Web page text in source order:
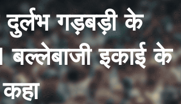
दुर्लभ गड़बड़ी के
बल्लेबाजी इकाई के